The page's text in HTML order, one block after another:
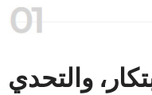
والتحدي